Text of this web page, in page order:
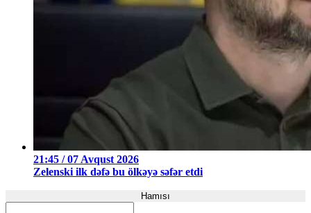
21:45 / 07 Avqust 2026
Zelenski ilk dəfə bu ölkəyə səfər etdi
Hamısı